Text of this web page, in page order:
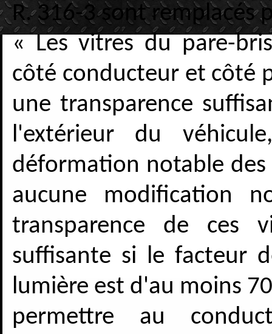
R. 316-3 sont remplacés
« Les vitres du pare-
côté conducteur et côté
une transparence
l'extérieur du
déformation notable
aucune modification
transparence de ces
suffisante si le facteur
lumière est d'au moins
permettre au